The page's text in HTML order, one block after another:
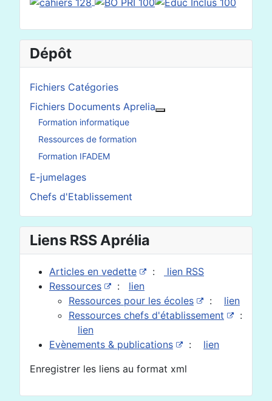
Dépôt
Fichiers Catégories
Fichiers Documents Aprelia
Formation informatique
Ressources de formation
Formation IFADEM
E-jumelages
Chefs d'Etablissement
Liens RSS Aprélia
Articles en vedette :
lien RSS
Ressources
: lien
Ressources pour les écoles
: lien
Ressources chefs d'établissement
:
lien
Evènements & publications
: lien
Enregistrer les liens au format xml